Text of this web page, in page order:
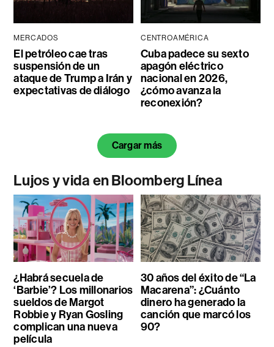
MERCADOS
El petróleo cae tras
suspensión de un
ataque de Trump a Irán y
expectativas de diálogo
CENTROAMÉRICA
Cuba padece su sexto
apagón eléctrico
nacional en 2026,
¿cómo avanza la
reconexión?
Cargar más
Lujos y vida en Bloomberg Línea
¿Habrá secuela de
‘Barbie’? Los millonarios
sueldos de Margot
Robbie y Ryan Gosling
complican una nueva
película
30 años del éxito de “La
Macarena”: ¿Cuánto
dinero ha generado la
canción que marcó los
90?